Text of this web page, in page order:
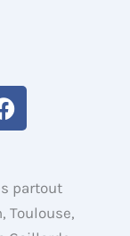
F
a
b
o
o
partout
Toulouse,